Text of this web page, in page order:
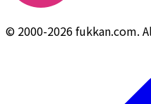
© 2000-2026 fukkan.com.